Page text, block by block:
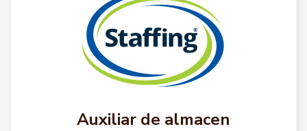
Auxiliar de almacen